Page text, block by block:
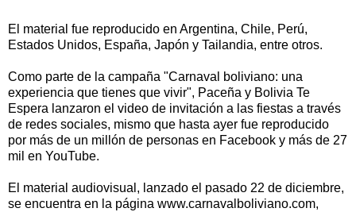
El material fue reproducido en Argentina, Chile, Perú,
Estados Unidos, España, Japón y Tailandia, entre otros.
Como parte de la campaña "Carnaval boliviano: una
experiencia que tienes que vivir", Paceña y Bolivia Te
Espera lanzaron el video de invitación a las fiestas a través
de redes sociales, mismo que hasta ayer fue reproducido
por más de un millón de personas en Facebook y más de 27
mil en YouTube.
El material audiovisual, lanzado el pasado 22 de diciembre,
se encuentra en la página www.carnavalboliviano.com,